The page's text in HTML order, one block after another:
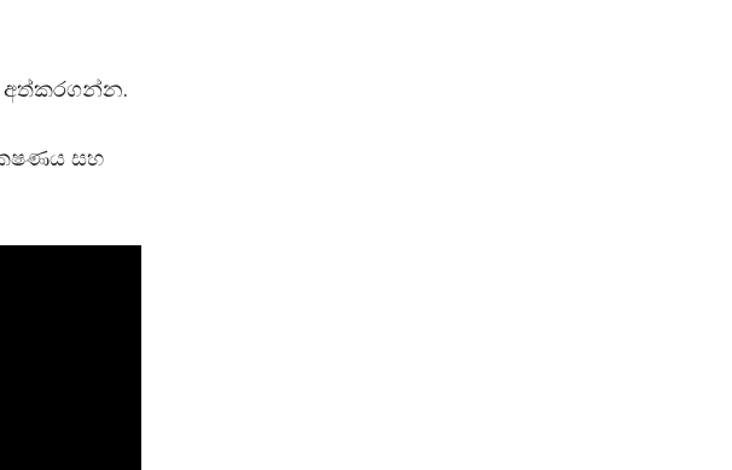
අත්කරගන්න.
සහ